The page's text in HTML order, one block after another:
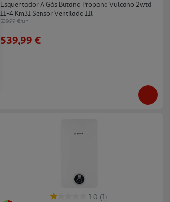
Esquentador A Gás Butano Propano Vulcano 2wtd
11-4 Km31 Sensor Ventilado 11l
539.99 €/un
539,99 €
1.0 (1)